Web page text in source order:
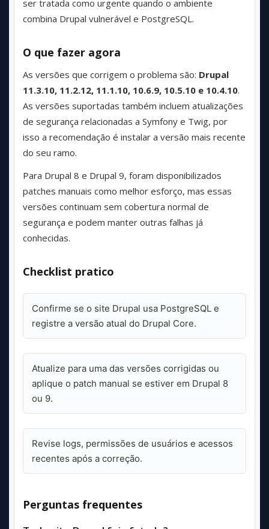
ser tratada como urgente quando o ambiente
combina Drupal vulnerável e PostgreSQL.
O que fazer agora
As versões que corrigem o problema são: Drupal
11.3.10, 11.2.12, 11.1.10, 10.6.9, 10.5.10 e 10.4.10.
As versões suportadas também incluem atualizações
de segurança relacionadas a Symfony e Twig, por
isso a recomendação é instalar a versão mais recente
do seu ramo.
Para Drupal 8 e Drupal 9, foram disponibilizados
patches manuais como melhor esforço, mas essas
versões continuam sem cobertura normal de
segurança e podem manter outras falhas já
conhecidas.
Checklist pratico
Confirme se o site Drupal usa PostgreSQL e
registre a versão atual do Drupal Core.
Atualize para uma das versões corrigidas ou
aplique o patch manual se estiver em Drupal 8
ou 9.
Revise logs, permissões de usuários e acessos
recentes após a correção.
Perguntas frequentes